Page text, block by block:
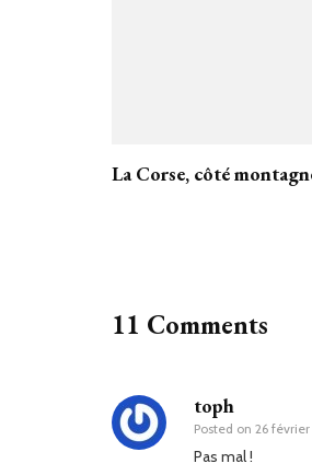
La Corse, côté
11 Comments
toph
Posted on 26
Pas mal !